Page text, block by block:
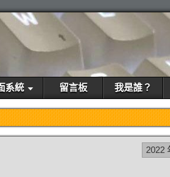
系統 留言板 我是誰？
2022